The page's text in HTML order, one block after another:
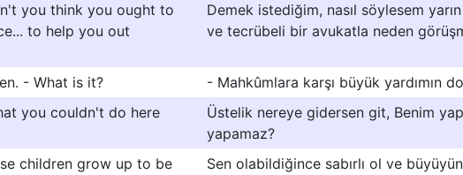
you think you ought to
to help you out
Demek istediğim, nasıl söylesem
ve tecrübeli bir avukatla neden
- What is it?
- Mahkûmlara karşı büyük yardımın
you couldn't do here
Üstelik nereye gidersen git, Benim
yapamaz?
children grow up to be
Sen olabildiğince sabırlı ol ve